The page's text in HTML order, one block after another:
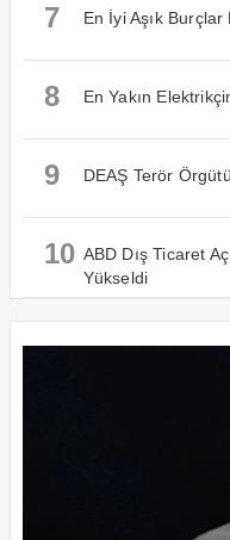
7 En İyi Aşık Burçlar
8 En Yakın
9 DEAŞ Terör
10 ABD Dış Ticaret
Yükseldi